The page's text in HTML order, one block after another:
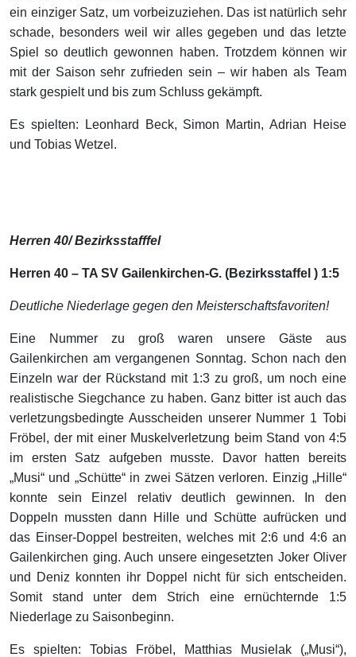
ein einziger Satz, um vorbeizuziehen. Das ist natürlich sehr
schade, besonders weil wir alles gegeben und das letzte
Spiel so deutlich gewonnen haben. Trotzdem können wir
mit der Saison sehr zufrieden sein – wir haben als Team
stark gespielt und bis zum Schluss gekämpft.
Es spielten: Leonhard Beck, Simon Martin, Adrian Heise
und Tobias Wetzel.
Herren 40/ Bezirksstafffel
Herren 40 – TA SV Gailenkirchen-G. (Bezirksstaffel ) 1:5
Deutliche Niederlage gegen den Meisterschaftsfavoriten!
Eine Nummer zu groß waren unsere Gäste aus
Gailenkirchen am vergangenen Sonntag. Schon nach den
Einzeln war der Rückstand mit 1:3 zu groß, um noch eine
realistische Siegchance zu haben. Ganz bitter ist auch das
verletzungsbedingte Ausscheiden unserer Nummer 1 Tobi
Fröbel, der mit einer Muskelverletzung beim Stand von 4:5
im ersten Satz aufgeben musste. Davor hatten bereits
„Musi“ und „Schütte“ in zwei Sätzen verloren. Einzig „Hille“
konnte sein Einzel relativ deutlich gewinnen. In den
Doppeln mussten dann Hille und Schütte aufrücken und
das Einser-Doppel bestreiten, welches mit 2:6 und 4:6 an
Gailenkirchen ging. Auch unsere eingesetzten Joker Oliver
und Deniz konnten ihr Doppel nicht für sich entscheiden.
Somit stand unter dem Strich eine ernüchternde 1:5
Niederlage zu Saisonbeginn.
Es spielten: Tobias Fröbel, Matthias Musielak („Musi“),